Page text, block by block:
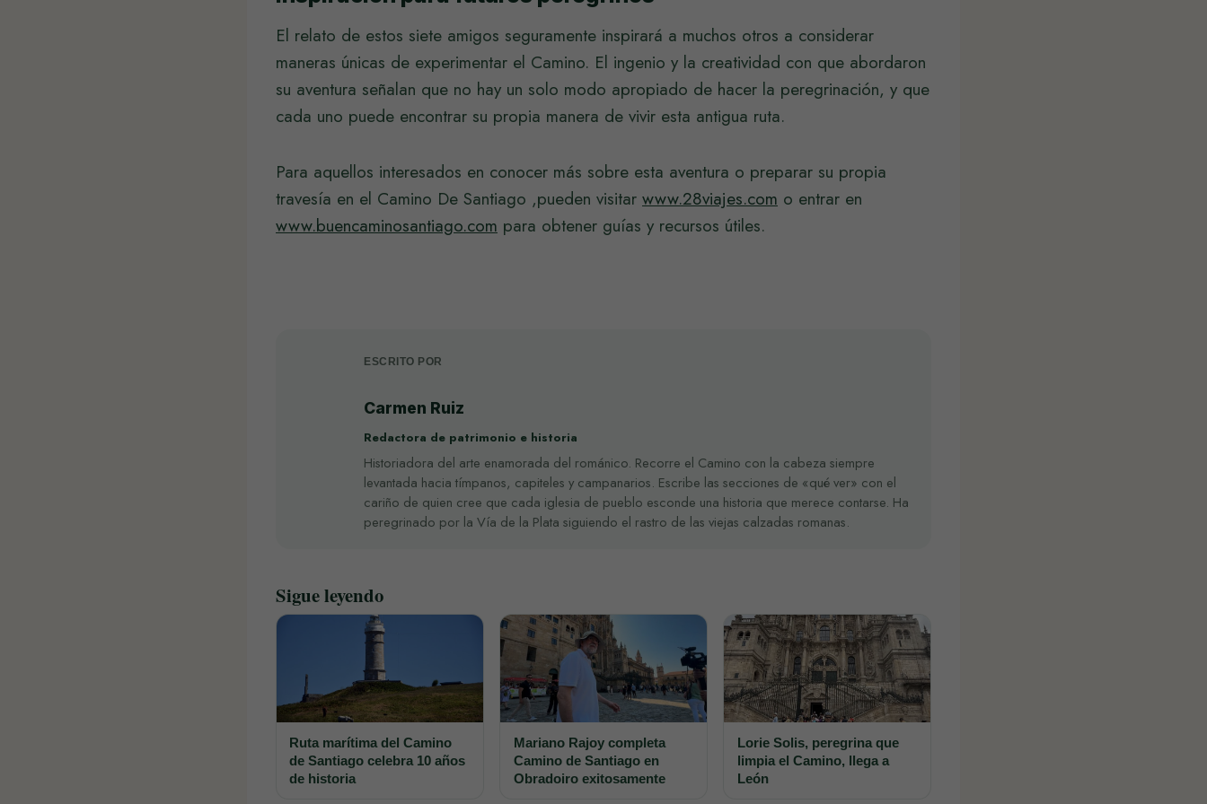
El relato de estos siete amigos seguramente inspirará a muchos otros a considerar
maneras únicas de experimentar el Camino. El ingenio y la creatividad con que abordaron
su aventura señalan que no hay un solo modo apropiado de hacer la peregrinación, y que
cada uno puede encontrar su propia manera de vivir esta antigua ruta.
Para aquellos interesados en conocer más sobre esta aventura o preparar su propia
travesía en el Camino De Santiago ,pueden visitar www.28viajes.com o entrar en
www.buencaminosantiago.com para obtener guías y recursos útiles.
ESCRITO POR
Carmen Ruiz
Redactora de patrimonio e historia
Historiadora del arte enamorada del románico. Recorre el Camino con la cabeza siempre
levantada hacia tímpanos, capiteles y campanarios. Escribe las secciones de «qué ver» con el
cariño de quien cree que cada iglesia de pueblo esconde una historia que merece contarse. Ha
peregrinado por la Vía de la Plata siguiendo el rastro de las viejas calzadas romanas.
Sigue leyendo
Ruta marítima del Camino
de Santiago celebra 10 años
de historia
Mariano Rajoy completa
Camino de Santiago en
Obradoiro exitosamente
Lorie Solis, peregrina que
limpia el Camino, llega a
León